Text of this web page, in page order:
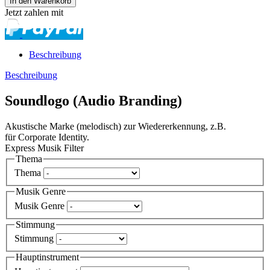
Jetzt zahlen mit
Beschreibung
Beschreibung
Soundlogo (Audio Branding)
Akustische Marke (melodisch) zur Wiedererkennung, z.B.
für Corporate Identity.
Express Musik Filter
Thema
Thema
Musik Genre
Musik Genre
Stimmung
Stimmung
Hauptinstrument